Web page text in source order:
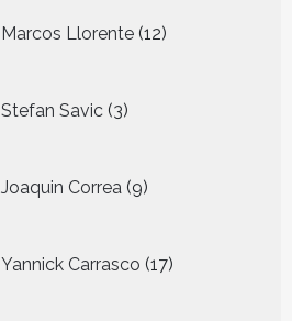
Marcos Llorente 12
producten
Stefan Savic 3
producten
Joaquin Correa 9
producten
Yannick Carrasco 17
producten